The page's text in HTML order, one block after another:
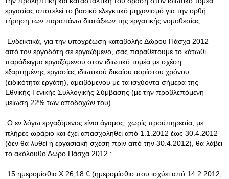
εργασίας αποτελεί το βασικό ελεγκτικό μηχανισμό για την ορθή
τήρηση των παραπάνω διατάξεων της εργατικής νομοθεσίας.
Ενδεικτικά, για την υποχρέωση καταβολής Δώρου Πάσχα 2012
από τον εργοδότη σε εργαζόμενο, σας παραθέτουμε το κάτωθι
παράδειγμα εργαζόμενου στον ιδιωτικό τομέα με σχέση
εξαρτημένης εργασίας ιδιωτικού δικαίου αορίστου χρόνου
(ειδικότητα εργάτη), αμειβόμενου με τα ισχύοντα σήμερα της
Εθνικής Γενικής Συλλογικής Σύμβασης (με την προβλεπόμενη
μείωση 22% των αποδοχών του).
Ο εν λόγω εργαζόμενος είναι άγαμος, χωρίς προϋπηρεσία, με
πλήρες ωράριο και έχει απασχοληθεί από 1.1.2012 έως 30.4.2012
(δεν θα λυθεί η εργασιακή σχέση πριν από την 30.4.2012), θα λάβει
το ακόλουθο Δώρο Πάσχα 2012 :
15 ημερομίσθια Χ 26,18 € (ημερομίσθιο που ισχύει από 14.2.2012,